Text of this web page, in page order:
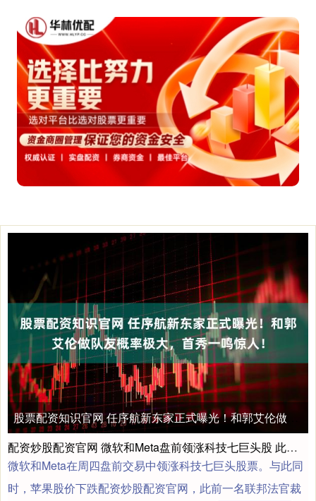
配资炒股配资官网 微软和Meta盘前领涨科技七巨头股 此前公布强劲业绩
微软和Meta在周四盘前交易中领涨科技七巨头股票。与此同
时，苹果股价下跌配资炒股配资官网，此前一名联邦法官裁